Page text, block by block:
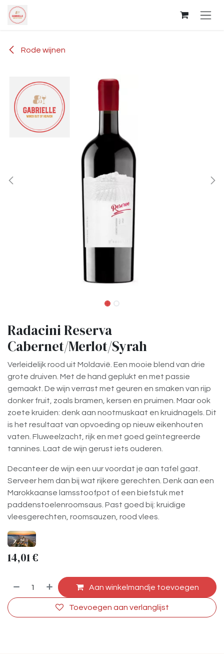
Overslaan naar inhoud
Rode wijnen
Radacini Reserva
Cabernet/Merlot/Syrah
Verleidelijk rood uit Moldavië. Een mooie blend van drie
grote druiven. Met de hand geplukt en met passie
gemaakt. De wijn verrast met geuren en smaken van rijp
donker fruit, zoals bramen, kersen en pruimen. Maar ook
zoete kruiden: denk aan nootmuskaat en kruidnagels. Dit
is het resultaat van opvoeding op nieuw eikenhouten
vaten. Fluweelzacht, rijk en met goed geïntegreerde
tannines. Laat de wijn gerust iets ouderen.
Decanteer de wijn een uur voordat je aan tafel gaat.
Serveer hem dan bij wat rijkere gerechten. Denk aan een
Marokkaanse lamsstoofpot of een biefstuk met
paddenstoelenroomsaus. Past goed bij: kruidige
vleesgerechten, roomsauzen, rood vlees.
14,01€
Aan winkelmandje toevoegen
Toevoegen aan verlanglijst